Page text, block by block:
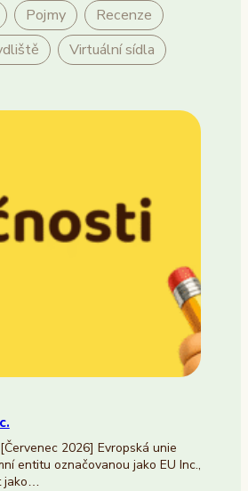
Pojmy
Recenze
Virtuální sídla
2026] Evropská unie
entitu označovanou jako EU Inc.,
jako…